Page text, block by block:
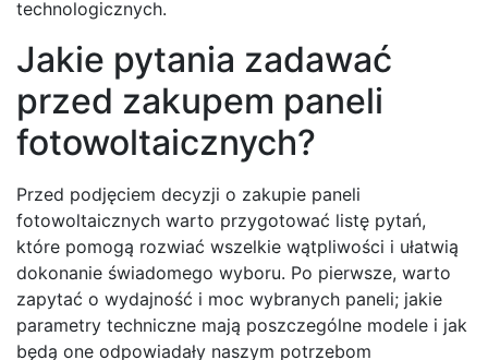
technologicznych.
Jakie pytania zadawać
przed zakupem paneli
fotowoltaicznych?
Przed podjęciem decyzji o zakupie paneli
fotowoltaicznych warto przygotować listę pytań,
które pomogą rozwiać wszelkie wątpliwości i ułatwią
dokonanie świadomego wyboru. Po pierwsze, warto
zapytać o wydajność i moc wybranych paneli; jakie
parametry techniczne mają poszczególne modele i jak
będą one odpowiadały naszym potrzebom